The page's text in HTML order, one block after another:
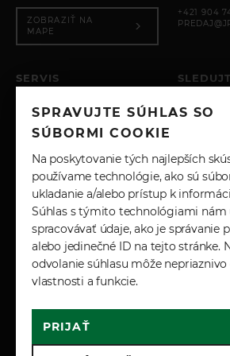
SPRAVUJTE SÚHLAS SO
SÚBORMI COOKIE
Na poskytovanie tých najlepších
používame technológie, ako sú
ukladanie a/alebo prístup k
Súhlas s týmito technológiami nám
spracovávať údaje, ako je správanie
alebo jedinečné ID na tejto stránke.
odvolanie súhlasu môže
vlastnosti a funkcie.
PRIJAŤ
krútiaceho momentu pomocou
Svetlomety a osvetlenie
Ostrekovače svetlometov
Automatické nastavovanie výšky
Zadné hmlové svetlá
LED zadné svetlá
Animované rozsvecovanie
Animované rozsvecovanie
Pádla
Matné chrómované pádielka
manuálne radenie
Ťahanie prívesu
ZOBRAZIŤ NA
MAPE
+421 904
SERVIS
PO – PIA: 8:00 - 17:00
SOBOTA: ZATVORENÉ
NEDEĽA: ZATVORENÉ
+421 904 743 617
SERVIS@JPAUTO.SK